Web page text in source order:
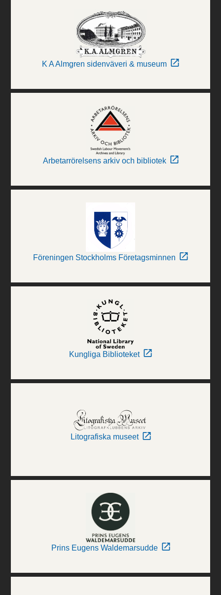
K A Almgren sidenväveri & museum
Arbetarrörelsens arkiv och bibliotek
Föreningen Stockholms Företagsminnen
Kungliga Biblioteket
Litografiska museet
Prins Eugens Waldemarsudde